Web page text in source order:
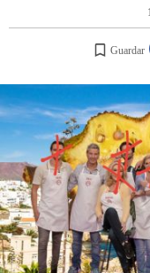
Guardar